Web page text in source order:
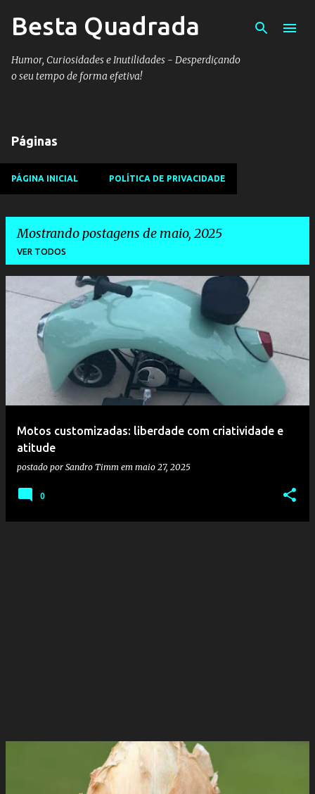
Pular para o conteúdo principal
Besta Quadrada
Humor, Curiosidades e Inutilidades - Desperdiçando
o seu tempo de forma efetiva!
Páginas
PÁGINA INICIAL POLÍTICA DE PRIVACIDADE
Mostrando postagens de maio, 2025
VER TODOS
P
g
Motos customizadas: liberdade com criatividade e
atitude
postado por Sandro Timm em maio 27, 2025
0